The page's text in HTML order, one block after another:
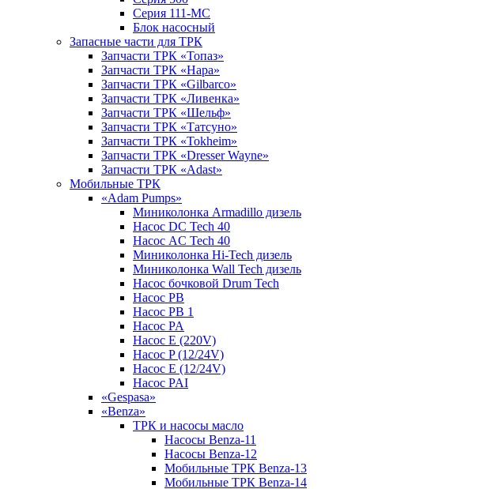
Серия 111-МС
Блок насосный
Запасные части для ТРК
Запчасти ТРК «Топаз»
Запчасти ТРК «Нара»
Запчасти ТРК «Gilbarco»
Запчасти ТРК «Ливенка»
Запчасти ТРК «Шельф»
Запчасти ТРК «Татсуно»
Запчасти ТРК «Tokheim»
Запчасти ТРК «Dresser Wayne»
Запчасти ТРК «Adast»
Мобильные ТРК
«Adam Pumps»
Миниколонка Armadillo дизель
Насос DC Tech 40
Насос AC Tech 40
Миниколонка Hi-Tech дизель
Миниколонка Wall Tech дизель
Насос бочковой Drum Tech
Насос PB
Насос PB 1
Насос PA
Насос E (220V)
Насос P (12/24V)
Насос E (12/24V)
Насос PAI
«Gespasa»
«Benza»
ТРК и насосы масло
Насосы Benza-11
Насосы Benza-12
Мобильные ТРК Benza-13
Мобильные ТРК Benza-14